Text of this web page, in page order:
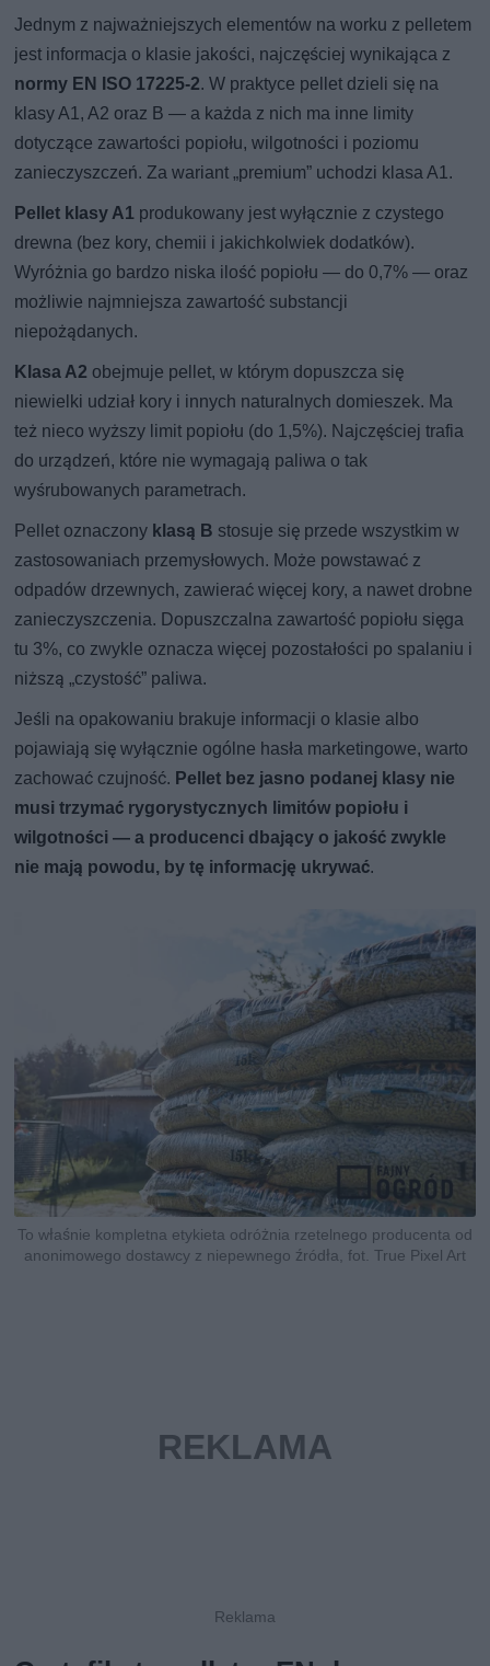
Jednym z najważniejszych elementów na worku z pelletem
jest informacja o klasie jakości, najczęściej wynikająca z
normy EN ISO 17225-2. W praktyce pellet dzieli się na
klasy A1, A2 oraz B — a każda z nich ma inne limity
dotyczące zawartości popiołu, wilgotności i poziomu
zanieczyszczeń. Za wariant „premium” uchodzi klasa A1.
Pellet klasy A1 produkowany jest wyłącznie z czystego
drewna (bez kory, chemii i jakichkolwiek dodatków).
Wyróżnia go bardzo niska ilość popiołu — do 0,7% — oraz
możliwie najmniejsza zawartość substancji
niepożądanych.
Klasa A2 obejmuje pellet, w którym dopuszcza się
niewielki udział kory i innych naturalnych domieszek. Ma
też nieco wyższy limit popiołu (do 1,5%). Najczęściej trafia
do urządzeń, które nie wymagają paliwa o tak
wyśrubowanych parametrach.
Pellet oznaczony klasą B stosuje się przede wszystkim w
zastosowaniach przemysłowych. Może powstawać z
odpadów drzewnych, zawierać więcej kory, a nawet drobne
zanieczyszczenia. Dopuszczalna zawartość popiołu sięga
tu 3%, co zwykle oznacza więcej pozostałości po spalaniu i
niższą „czystość” paliwa.
Jeśli na opakowaniu brakuje informacji o klasie albo
pojawiają się wyłącznie ogólne hasła marketingowe, warto
zachować czujność. Pellet bez jasno podanej klasy nie
musi trzymać rygorystycznych limitów popiołu i
wilgotności — a producenci dbający o jakość zwykle
nie mają powodu, by tę informację ukrywać.
To właśnie kompletna etykieta odróżnia rzetelnego producenta od
anonimowego dostawcy z niepewnego źródła, fot. True Pixel Art